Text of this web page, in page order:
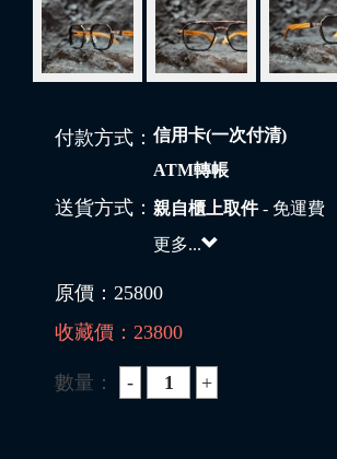
付款方式： 信用卡(一次付清)
ATM轉帳
送貨方式： 親自櫃上取件- 免運費
更多...
原價： 25800
收藏價： 23800
數量：